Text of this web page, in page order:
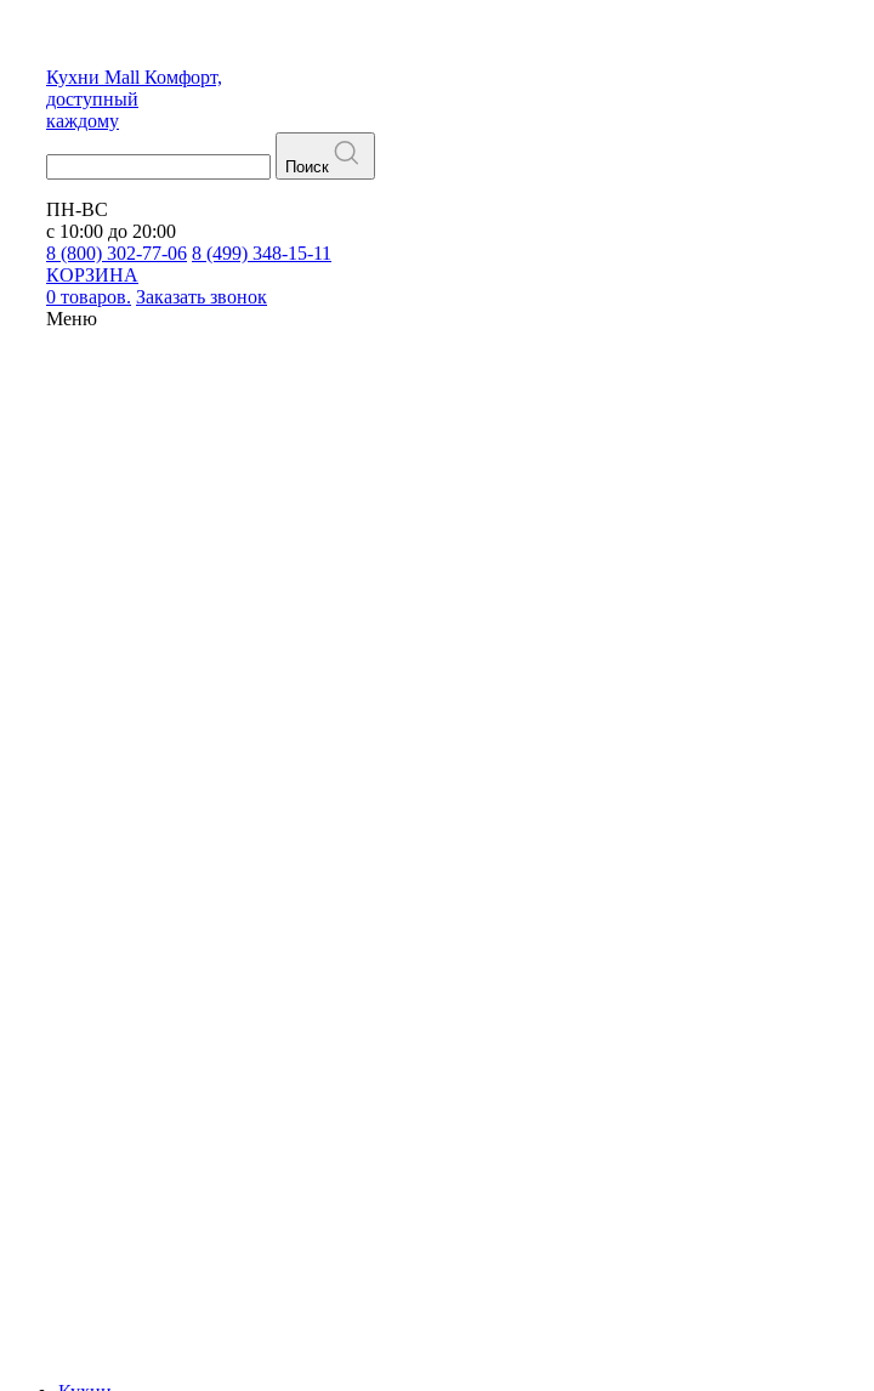
Кухни Mall Комфорт,
доступный
каждому
Поиск
ПН-ВС
с 10:00 до 20:00
8 (800) 302-77-06 8 (499) 348-15-11
КОРЗИНА
0 товаров. Заказать звонок
Меню